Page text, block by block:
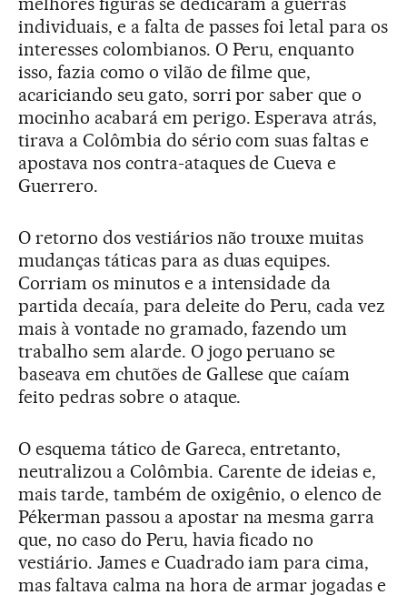
individuais, e a falta de passes foi letal para os
interesses colombianos. O Peru, enquanto
isso, fazia como o vilão de filme que,
acariciando seu gato, sorri por saber que o
mocinho acabará em perigo. Esperava atrás,
tirava a Colômbia do sério com suas faltas e
apostava nos contra-ataques de Cueva e
Guerrero.
O retorno dos vestiários não trouxe muitas
mudanças táticas para as duas equipes.
Corriam os minutos e a intensidade da
partida decaía, para deleite do Peru, cada vez
mais à vontade no gramado, fazendo um
trabalho sem alarde. O jogo peruano se
baseava em chutões de Gallese que caíam
feito pedras sobre o ataque.
O esquema tático de Gareca, entretanto,
neutralizou a Colômbia. Carente de ideias e,
mais tarde, também de oxigênio, o elenco de
Pékerman passou a apostar na mesma garra
que, no caso do Peru, havia ficado no
vestiário. James e Cuadrado iam para cima,
mas faltava calma na hora de armar jogadas e